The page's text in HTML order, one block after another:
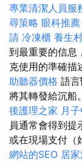
專業清潔人員服
尋策略 眼科推薦
請 冷凍櫃 養生
到最重要的信息
克使用的準確描
助聽器價格 語
將其轉發給沉船
後護理之家 月
員通常會得到提
或在現場支付（
網站的SEO 居